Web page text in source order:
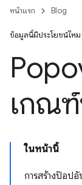
หน้าแรก Blog
ข้อมูลนี้มีประโยชน์ไหม
เกณ
ในหน้านี้
การสร้างป๊อปอั